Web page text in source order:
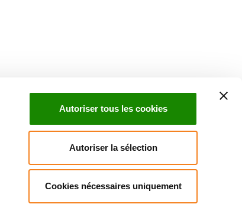
Autoriser tous les cookies
Autoriser la sélection
Cookies nécessaires uniquement
Inscrivez-vous à la newsletter
ActualitésDroits du patient